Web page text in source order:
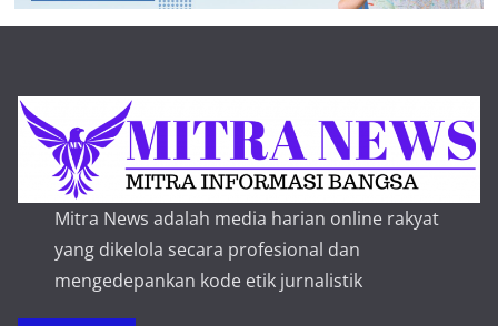
Mitra News adalah media harian online rakyat
yang dikelola secara profesional dan
mengedepankan kode etik jurnalistik